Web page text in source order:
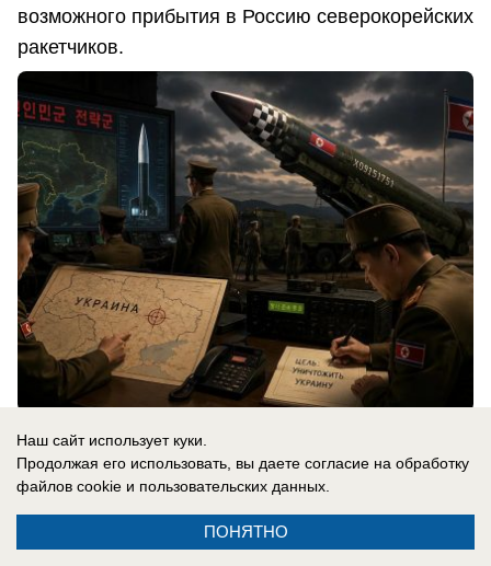
возможного прибытия в Россию северокорейских
ракетчиков.
В России
Генералы бегут, армия отступает,
Наш сайт использует куки.
Продолжая его использовать, вы даете согласие на обработку
файлов cookie и пользовательских данных.
ПОНЯТНО